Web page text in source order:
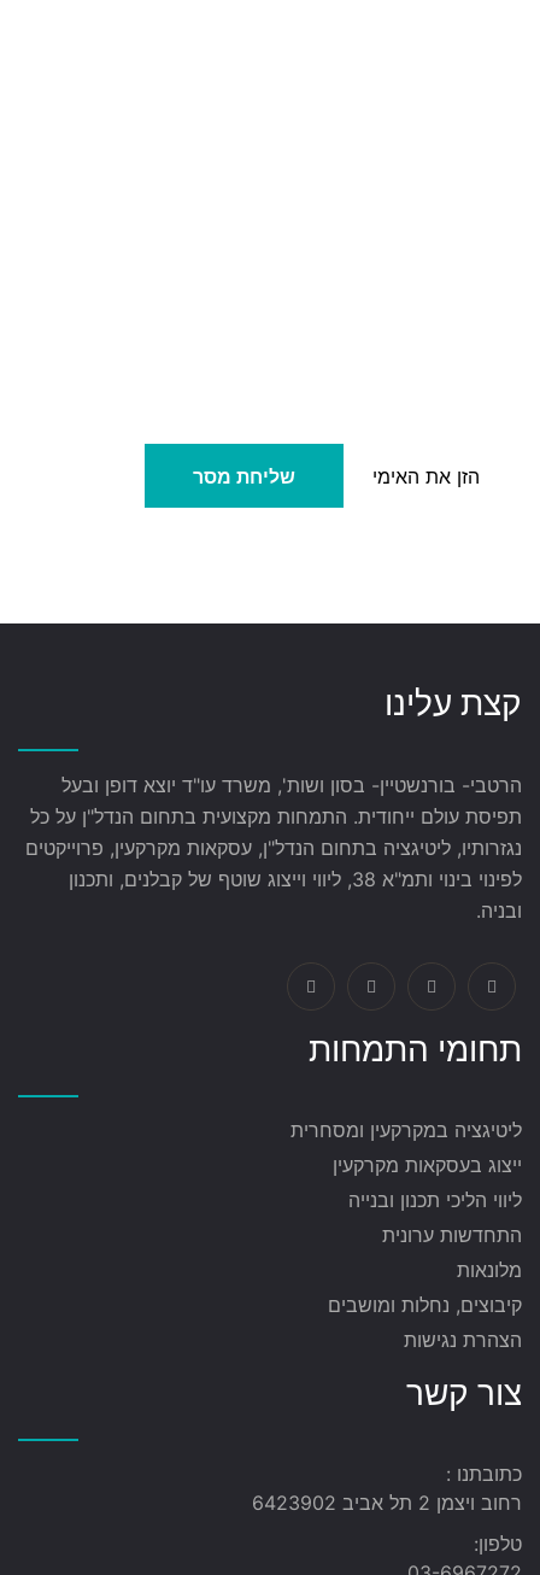
שליחת מסר
קצת עלינו
הרטבי- בורנשטיין- בסון ושות', משרד עו"ד יוצא דופן ובעל
תפיסת עולם ייחודית. התמחות מקצועית בתחום הנדל"ן על כל
נגזרותיו, ליטיגציה בתחום הנדל"ן, עסקאות מקרקעין, פרוייקטים
לפינוי בינוי ותמ"א 38, ליווי וייצוג שוטף של קבלנים, ותכנון
ובניה.
תחומי התמחות
ליטיגציה במקרקעין ומסחרית
ייצוג בעסקאות מקרקעין
ליווי הליכי תכנון ובנייה
התחדשות ערונית
מלונאות
קיבוצים, נחלות ומושבים
הצהרת נגישות
צור קשר
כתובתנו :
רחוב ויצמן 2 תל אביב 6423902
טלפון: